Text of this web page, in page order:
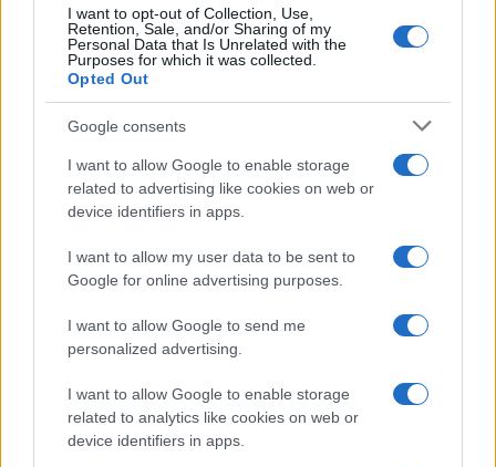
I want to opt-out of Collection, Use,
Retention, Sale, and/or Sharing of my
Personal Data that Is Unrelated with the
Purposes for which it was collected.
Opted Out
Google consents
I want to allow Google to enable storage
related to advertising like cookies on web or
device identifiers in apps.
I want to allow my user data to be sent to
Google for online advertising purposes.
I want to allow Google to send me
personalized advertising.
I want to allow Google to enable storage
related to analytics like cookies on web or
device identifiers in apps.
Andrea Conforti · 4 Ago 2026